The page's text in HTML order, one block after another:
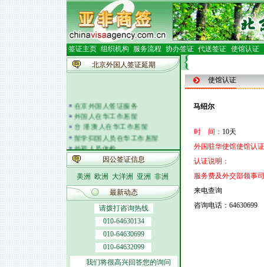
签证主页 组织机构 服务流程 协办签证 代送签证 使馆认证
北京外国人签证延期
在京外国人签证服务
外国人在华工作居留
台 港 澳人在华工作居留
留学归国人员在华工作居留
外籍人员体检
外国人在华开车
签证邀请函电
外商投资企业
外国(地区)企业常驻代表机构
北京市居民出境证件
因公签证信息
美洲 欧洲 大洋洲 亚洲 非洲
最新动态
请拨打咨询热线
010-64630134
010-64630699
010-64632099
我们将很高兴回答您的询问
使馆认证
马绍尔
时 间： 10天
外国驻华使馆使馆认
认证说明：
服务费及外交部领事
来电查询
咨询电话：64630699